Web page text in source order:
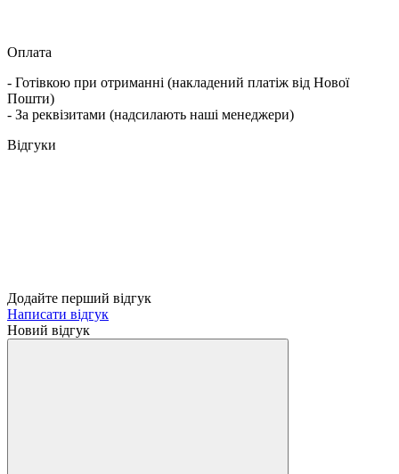
Оплата
- Готівкою при отриманні (накладений платіж від Нової
Пошти)
- За реквізитами (надсилають наші менеджери)
Відгуки
Додайте перший відгук
Написати відгук
Новий відгук